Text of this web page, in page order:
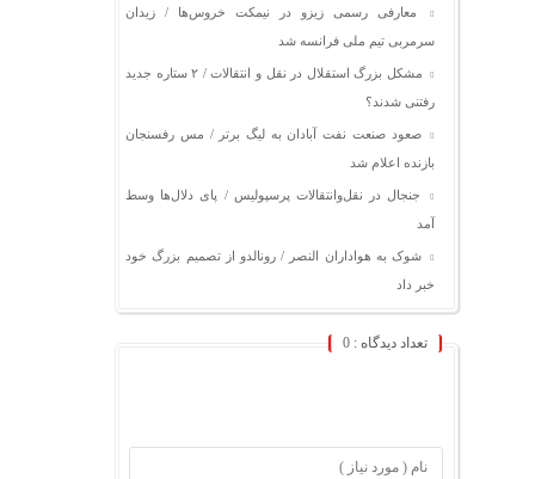
معارفی رسمی زیزو در نیمکت خروس‌ها / زیدان
سرمربی تیم ملی فرانسه شد
مشکل بزرگ استقلال در نقل و انتقالات / ۲ ستاره جدید
رفتنی شدند؟
صعود صنعت نفت آبادان به لیگ برتر / مس رفسنجان
بازنده اعلام شد
جنجال در نقل‌وانتقالات پرسپولیس / پای دلال‌ها وسط
آمد
شوک به هواداران النصر / رونالدو از تصمیم بزرگ خود
خبر داد
تعداد دیدگاه : 0